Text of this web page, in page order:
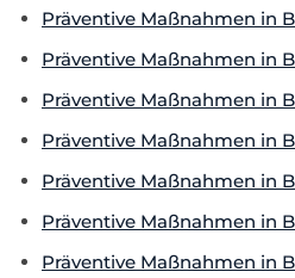
Präventive Maßnahmen in
Präventive Maßnahmen in
Präventive Maßnahmen in
Präventive Maßnahmen in
Präventive Maßnahmen in
Präventive Maßnahmen in
Präventive Maßnahmen in